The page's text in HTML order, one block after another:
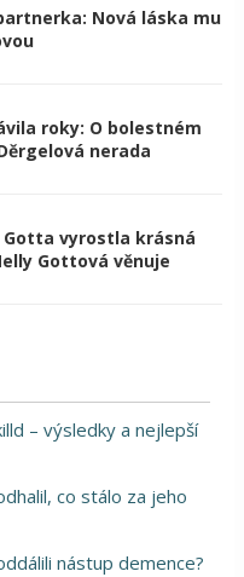
Nová láska mu
roky: O bolestném
nerada
Gotta vyrostla krásná
Gottová věnuje
– výsledky a nejlepší
co stálo za jeho
nástup demence?